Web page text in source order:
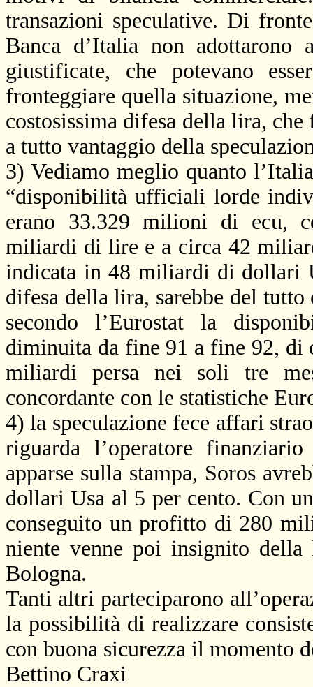
transazioni speculative. Di
Banca d’Italia non adottarono
giustificate, che potevano
fronteggiare quella situazione,
costosissima difesa della lira,
a tutto vantaggio della
3) Vediamo meglio quanto
“disponibilità ufficiali lorde
erano 33.329 milioni di ecu,
miliardi di lire e a circa 42
indicata in 48 miliardi di dollari
difesa della lira, sarebbe del
secondo l’Eurostat la
diminuita da fine 91 a fine 92, di
miliardi persa nei soli tre
concordante con le statistiche
4) la speculazione fece affari
riguarda l’operatore
apparse sulla stampa, Soros
dollari Usa al 5 per cento. Con
conseguito un profitto di 280
niente venne poi insignito della
Bologna.
Tanti altri parteciparono
la possibilità di realizzare
con buona sicurezza il momento
Bettino Craxi